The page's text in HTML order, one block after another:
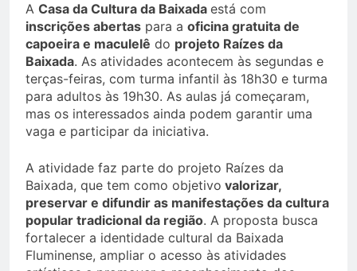
A Casa da Cultura da Baixada está com
inscrições abertas para a oficina gratuita de
capoeira e maculelê do projeto Raízes da
Baixada. As atividades acontecem às segundas e
terças-feiras, com turma infantil às 18h30 e turma
para adultos às 19h30. As aulas já começaram,
mas os interessados ainda podem garantir uma
vaga e participar da iniciativa.
A atividade faz parte do projeto Raízes da
Baixada, que tem como objetivo valorizar,
preservar e difundir as manifestações da cultura
popular tradicional da região. A proposta busca
fortalecer a identidade cultural da Baixada
Fluminense, ampliar o acesso às atividades